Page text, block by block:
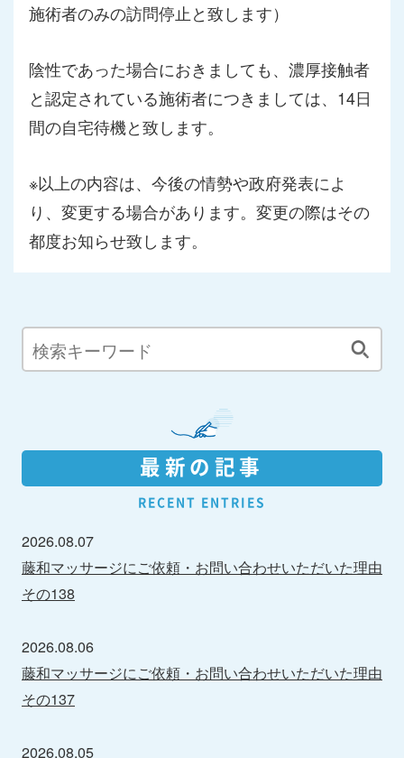
施術者のみの訪問停止と致します）
陰性であった場合におきましても、濃厚接触者
と認定されている施術者につきましては、14日
間の自宅待機と致します。
※以上の内容は、今後の情勢や政府発表によ
り、変更する場合があります。変更の際はその
都度お知らせ致します。
最新の記事
RECENT ENTRIES
2026.08.07
藤和マッサージにご依頼・お問い合わせいただいた理由
その138
2026.08.06
藤和マッサージにご依頼・お問い合わせいただいた理由
その137
2026.08.05